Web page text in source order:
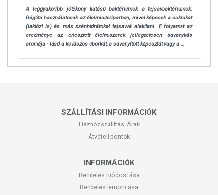
A leggyakoribb jótékony hatású baktériumok a tejsavbaktériumok.
Régóta használatosak az élelmiszeriparban, mivel képesek a cukrokat
(laktózt is) és más szénhidrátokat tejsavvá alakítani. E folyamat az
eredménye az erjesztett élelmiszerek jellegzetesen savanykás
aromája - lásd a kovászos uborkát, a savanyított káposztát vagy a ...
SZÁLLÍTÁSI INFORMÁCIÓK
Házhozszállítás, Árak
Átvételi pontok
INFORMÁCIÓK
Rendelés módosítása
Rendelés lemondása